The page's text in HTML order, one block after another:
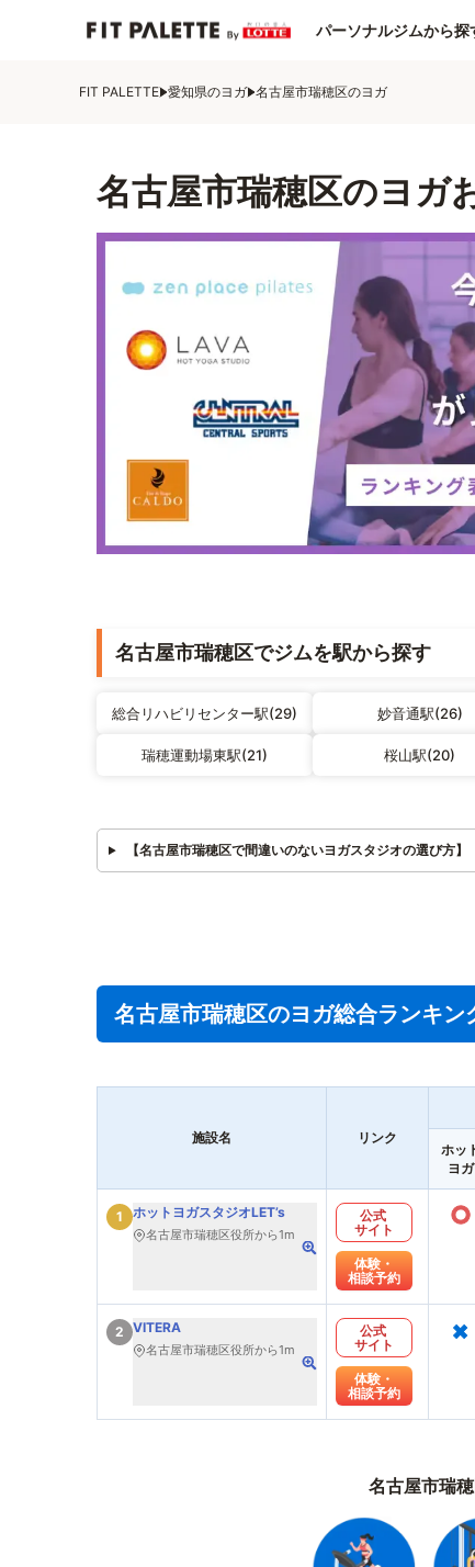
パーソナルジムから探
FIT PALETTE 愛知県のヨガ 名古屋市瑞穂区のヨガ
名古屋市瑞穂区のヨガ
名古屋市瑞穂区でジムを駅から探す
総合リハビリセンター駅(29) 妙音通駅(26)
瑞穂運動場東駅(21) 桜山駅(20)
【名古屋市瑞穂区で間違いのないヨガスタジオの選び方】
名古屋市瑞穂区のヨガ総合ランキン
施設名 リンク
ホッ
ヨガ
1 ホットヨガスタジオLET’s
名古屋市瑞穂区役所から1m
公式
サイト
体験・
相談予約
○
2 VITERA
名古屋市瑞穂区役所から1m
公式
サイト
体験・
相談予約
×
名古屋市瑞